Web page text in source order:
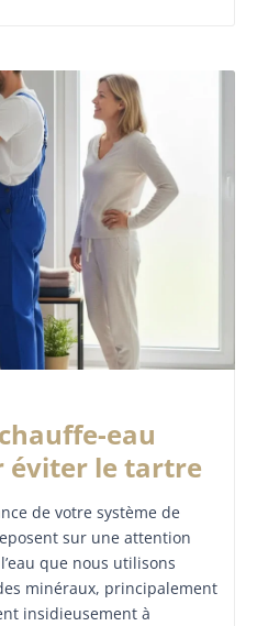
eau
éviter le tartre
de votre système de
sur une attention
que nous utilisons
minéraux, principalement
insidieusement à